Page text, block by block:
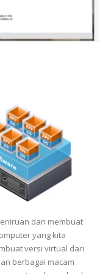
dan membuat
yang kita
versi virtual dari
berbagai macam